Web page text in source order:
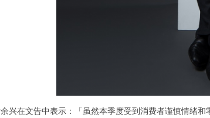
兴在文告中表示：「虽然本季度受到消费者谨慎情绪